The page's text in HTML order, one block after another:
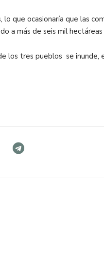
que ocasionaría que las
a más de seis mil
los tres pueblos se